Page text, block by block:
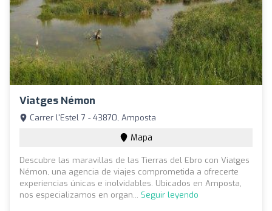
Viatges Némon
Carrer l'Estel 7 - 43870, Amposta
Mapa
Descubre las maravillas de las Tierras del Ebro con Viatges
Némon, una agencia de viajes comprometida a ofrecerte
experiencias únicas e inolvidables. Ubicados en Amposta,
nos especializamos en organ... Seguir leyendo